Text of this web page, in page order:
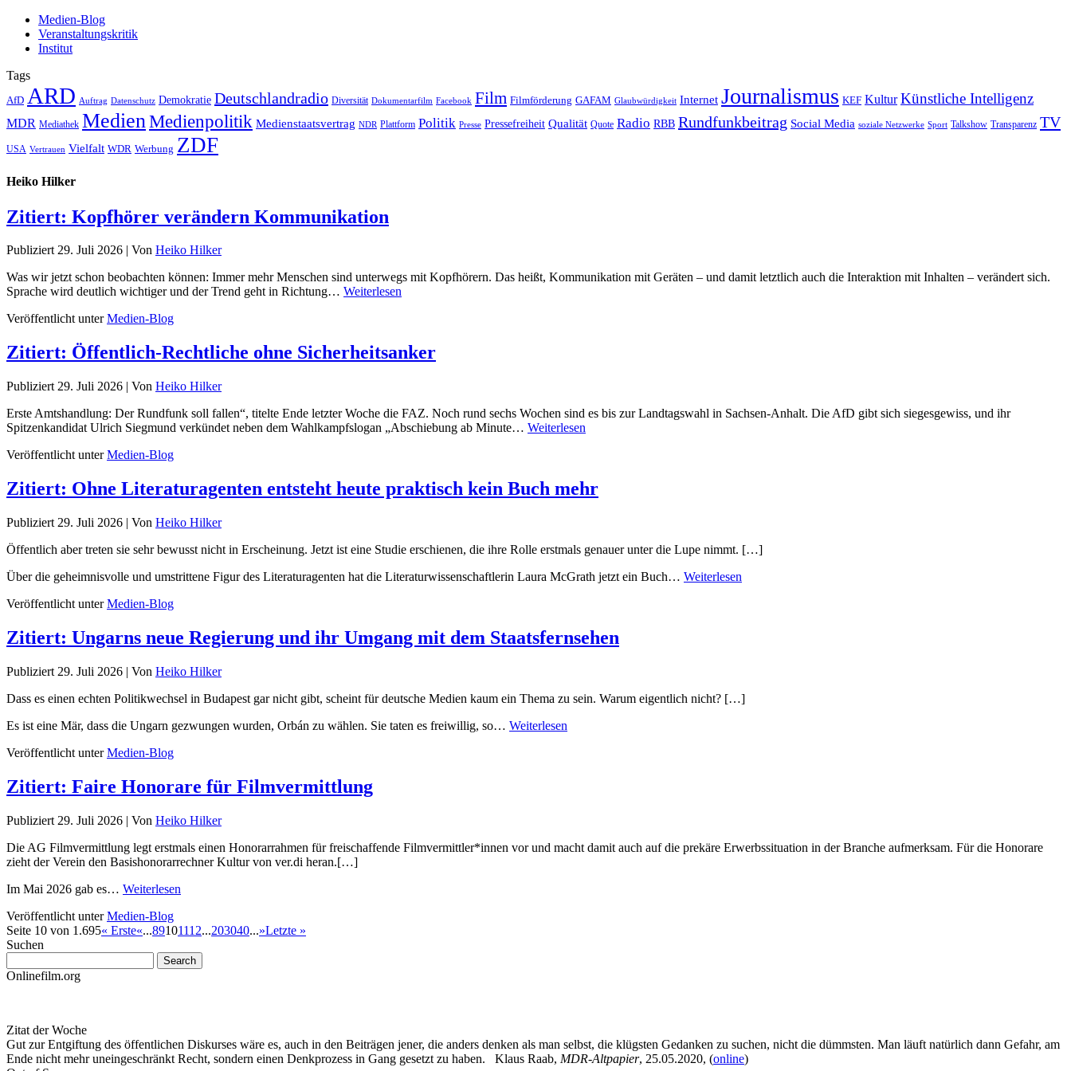
Medien-Blog
Veranstaltungskritik
Institut
Tags
AfD ARD Auftrag Datenschutz Demokratie Deutschlandradio Diversität Dokumentarfilm Facebook Film Filmförderung GAFAM Glaubwürdigkeit Internet Journalismus KEF Kultur Künstliche Intelligenz
MDR Mediathek MedienMedienpolitik Medienstaatsvertrag NDR Plattform Politik Presse Pressefreiheit Qualität Quote Radio RBB Rundfunkbeitrag Social Media soziale Netzwerke Sport Talkshow Transparenz TV
USA Vertrauen Vielfalt WDR Werbung ZDF
Heiko Hilker
Zitiert: Kopfhörer verändern Kommunikation
Publiziert 29. Juli 2026 | Von Heiko Hilker
Was wir jetzt schon beobachten können: Immer mehr Menschen sind unterwegs mit Kopfhörern. Das heißt, Kommunikation mit Geräten – und damit letztlich auch die Interaktion mit Inhalten – verändert sich.
Sprache wird deutlich wichtiger und der Trend geht in Richtung… Weiterlesen
Veröffentlicht unter Medien-Blog
Zitiert: Öffentlich-Rechtliche ohne Sicherheitsanker
Publiziert 29. Juli 2026 | Von Heiko Hilker
Erste Amtshandlung: Der Rundfunk soll fallen“, titelte Ende letzter Woche die FAZ. Noch rund sechs Wochen sind es bis zur Landtagswahl in Sachsen-Anhalt. Die AfD gibt sich siegesgewiss, und ihr
Spitzenkandidat Ulrich Siegmund verkündet neben dem Wahlkampfslogan „Abschiebung ab Minute… Weiterlesen
Veröffentlicht unter Medien-Blog
Zitiert: Ohne Literaturagenten entsteht heute praktisch kein Buch mehr
Publiziert 29. Juli 2026 | Von Heiko Hilker
Öffentlich aber treten sie sehr bewusst nicht in Erscheinung. Jetzt ist eine Studie erschienen, die ihre Rolle erstmals genauer unter die Lupe nimmt. […]
Über die geheimnisvolle und umstrittene Figur des Literaturagenten hat die Literaturwissenschaftlerin Laura McGrath jetzt ein Buch… Weiterlesen
Veröffentlicht unter Medien-Blog
Zitiert: Ungarns neue Regierung und ihr Umgang mit dem Staatsfernsehen
Publiziert 29. Juli 2026 | Von Heiko Hilker
Dass es einen echten Politikwechsel in Budapest gar nicht gibt, scheint für deutsche Medien kaum ein Thema zu sein. Warum eigentlich nicht? […]
Es ist eine Mär, dass die Ungarn gezwungen wurden, Orbán zu wählen. Sie taten es freiwillig, so… Weiterlesen
Veröffentlicht unter Medien-Blog
Zitiert: Faire Honorare für Filmvermittlung
Publiziert 29. Juli 2026 | Von Heiko Hilker
Die AG Filmvermittlung legt erstmals einen Honorarrahmen für freischaffende Filmvermittler*innen vor und macht damit auch auf die prekäre Erwerbssituation in der Branche aufmerksam. Für die Honorare
zieht der Verein den Basishonorarrechner Kultur von ver.di heran.[…]
Im Mai 2026 gab es… Weiterlesen
Veröffentlicht unter Medien-Blog
Seite 10 von 1.695« Erste«...89101112...203040...»Letzte »
Suchen
Onlinefilm.org
Zitat der Woche
Gut zur Entgiftung des öffentlichen Diskurses wäre es, auch in den Beiträgen jener, die anders denken als man selbst, die klügsten Gedanken zu suchen, nicht die dümmsten. Man läuft natürlich dann Gefahr, am
Ende nicht mehr uneingeschränkt Recht, sondern einen Denkprozess in Gang gesetzt zu haben. Klaus Raab, MDR-Altpapier, 25.05.2020, (online)